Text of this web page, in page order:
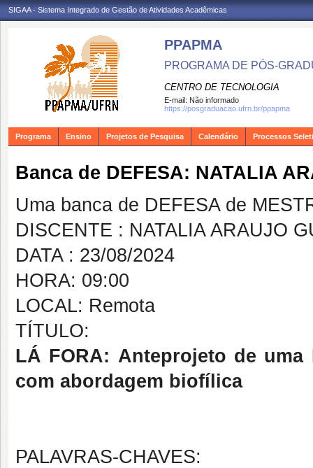
SIGAA - Sistema Integrado de Gestão de Atividades Acadêmicas
PPAPMA
PROGRAMA DE PÓS-
CENTRO DE TECNOLOGIA
E-mail: Não informado
https://posgraduacao.ufrn.br/ppapma
Programa Ensino Projetos de Pesquisa Calendário Processos
Banca de DEFESA: NATALIA
Uma banca de DEFESA de
DISCENTE : NATALIA ARAUJO
DATA : 23/08/2024
HORA: 09:00
LOCAL: Remota
TÍTULO:
LÁ FORA: Anteprojeto de uma
com abordagem biofílica
PALAVRAS-CHAVES: